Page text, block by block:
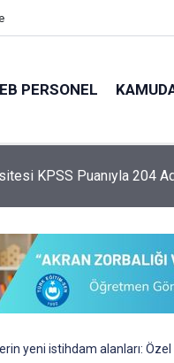
PERSONEL
KPSS Puanıyla 204
yeni istihdam alanları: Özel